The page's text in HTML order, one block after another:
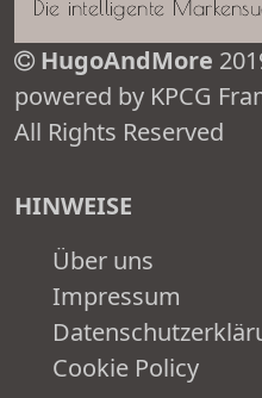
HugoAndMore
powered by KPCG
All Rights Reserved
HINWEISE
Über uns
Impressum
Cookie Policy